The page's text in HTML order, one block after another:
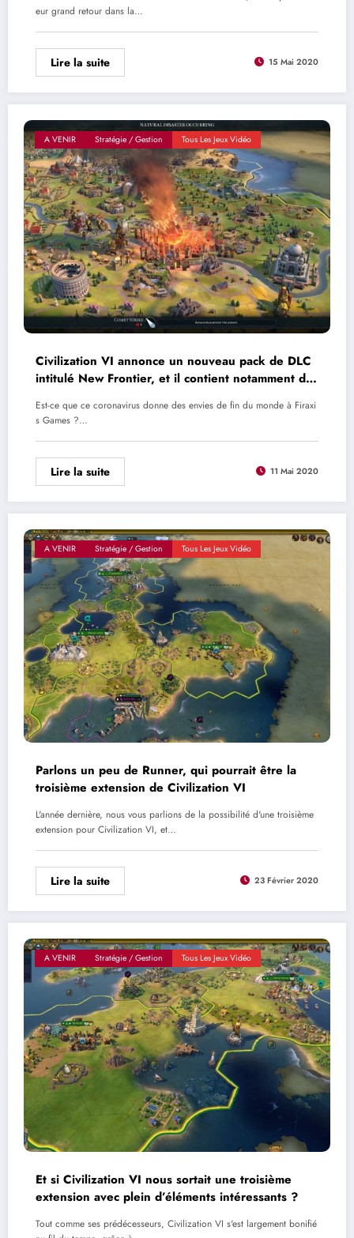
eur grand retour dans la…
Lire la suite 15 Mai 2020
A VENIR Stratégie / Gestion Tous Les Jeux Vidéo
Civilization VI annonce un nouveau pack de DLC
intitulé New Frontier, et il contient notamment des
Est-ce que ce coronavirus donne des envies de fin du monde à Firaxi
s Games ?…
Lire la suite 11 Mai 2020
A VENIR Stratégie / Gestion Tous Les Jeux Vidéo
Parlons un peu de Runner, qui pourrait être la
troisième extension de Civilization VI
L'année dernière, nous vous parlions de la possibilité d'une troisième
extension pour Civilization VI, et…
Lire la suite 23 Février 2020
A VENIR Stratégie / Gestion Tous Les Jeux Vidéo
Et si Civilization VI nous sortait une troisième
extension avec plein d’éléments intéressants ?
Tout comme ses prédécesseurs, Civilization VI s'est largement bonifié